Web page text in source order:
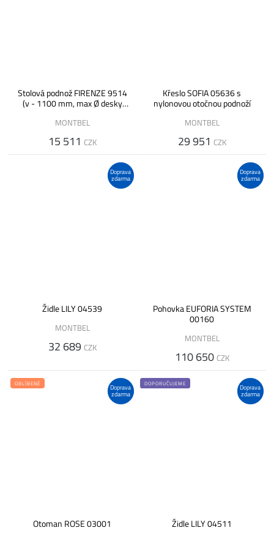
Stolová podnož FIRENZE 9514
(v - 1100 mm, max Ø desky
MONTBEL
15 511 CZK
Křeslo SOFIA 05636 s
nylonovou otočnou podnoží
MONTBEL
29 951 CZK
Doprava
zdarma
Židle LILY 04539
MONTBEL
32 689 CZK
Doprava
zdarma
Pohovka EUFORIA SYSTEM
00160
MONTBEL
110 650 CZK
Doprava
zdarma
OBLÍBENÉ
Otoman ROSE 03001
Doprava
zdarma
DOPORUČUJEME
Židle LILY 04511